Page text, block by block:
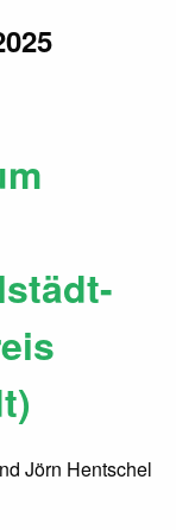
Jörn Hentschel